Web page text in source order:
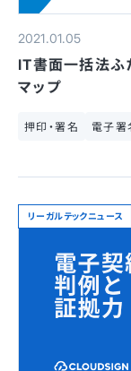
2021.01.05
IT書面一括法ふ
マップ
押印・署名 電子署
リーガルテックニュース